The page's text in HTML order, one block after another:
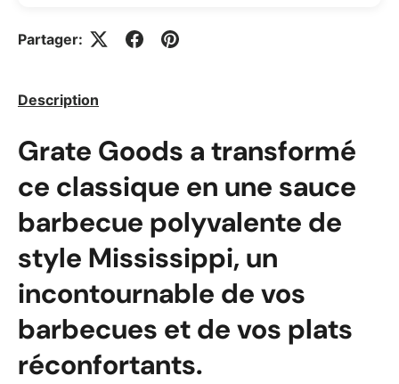
Partager:
Description
Grate Goods a transformé
ce classique en une sauce
barbecue polyvalente de
style Mississippi, un
incontournable de vos
barbecues et de vos plats
réconfortants.